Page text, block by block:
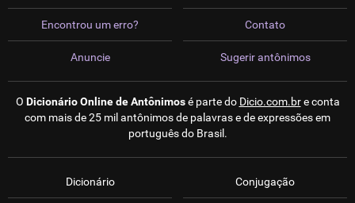
Encontrou um erro?
Anuncie
Contato
Sugerir antônimos
O Dicionário Online de Antônimosé parte do Dicio.com.bre conta
com mais de 25 mil antônimos de palavras e de expressões em
português do Brasil.
Dicionário Conjugação